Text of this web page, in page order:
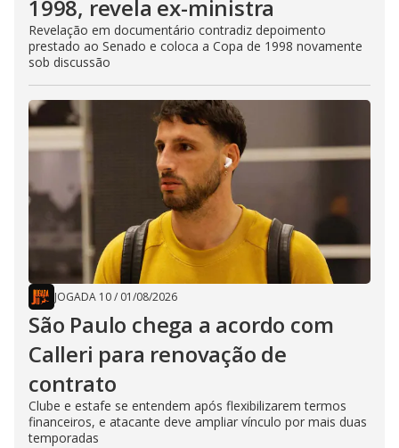
1998, revela ex-ministra
Revelação em documentário contradiz depoimento
prestado ao Senado e coloca a Copa de 1998 novamente
sob discussão
JOGADA 10/ 01/08/2026
São Paulo chega a acordo com
Calleri para renovação de
contrato
Clube e estafe se entendem após flexibilizarem termos
financeiros, e atacante deve ampliar vínculo por mais duas
temporadas